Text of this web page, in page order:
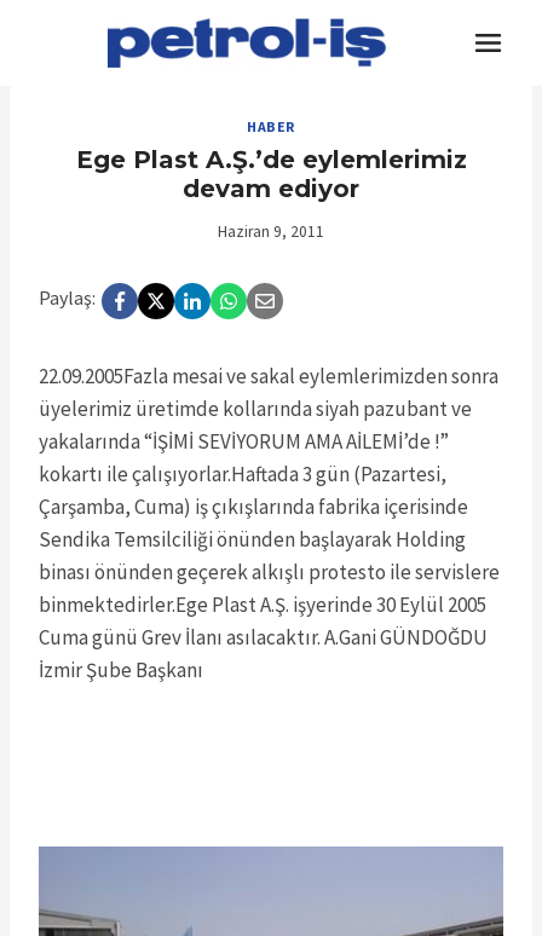
HABER
Ege Plast A.Ş.’de eylemlerimiz
devam ediyor
Haziran 9, 2011
Paylaş:
22.09.2005Fazla mesai ve sakal eylemlerimizden sonra
üyelerimiz üretimde kollarında siyah pazubant ve
yakalarında “İŞİMİ SEVİYORUM AMA AİLEMİ’de !”
kokartı ile çalışıyorlar.Haftada 3 gün (Pazartesi,
Çarşamba, Cuma) iş çıkışlarında fabrika içerisinde
Sendika Temsilciliği önünden başlayarak Holding
binası önünden geçerek alkışlı protesto ile servislere
binmektedirler.Ege Plast A.Ş. işyerinde 30 Eylül 2005
Cuma günü Grev İlanı asılacaktır. A.Gani GÜNDOĞDU
İzmir Şube Başkanı